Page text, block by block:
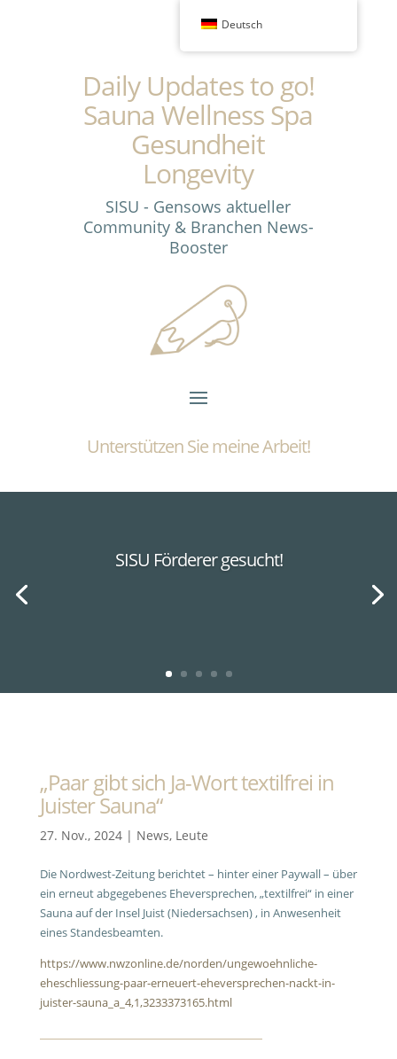
Daily Updates to go!
Sauna Wellness Spa
Gesundheit
Longevity
SISU - Gensows aktueller
Community & Branchen News-
Booster
Unterstützen Sie meine Arbeit!
SISU Förderer gesucht!
„Paar gibt sich Ja-Wort textilfrei in
Juister Sauna“
27. Nov., 2024| News, Leute
Die Nordwest-Zeitung berichtet – hinter einer Paywall – über
ein erneut abgegebenes Eheversprechen, „textilfrei“ in einer
Sauna auf der Insel Juist (Niedersachsen) , in Anwesenheit
eines Standesbeamten.
https://www.nwzonline.de/norden/ungewoehnliche-
eheschliessung-paar-erneuert-eheversprechen-nackt-in-
juister-sauna_a_4,1,3233373165.html
Deutsch